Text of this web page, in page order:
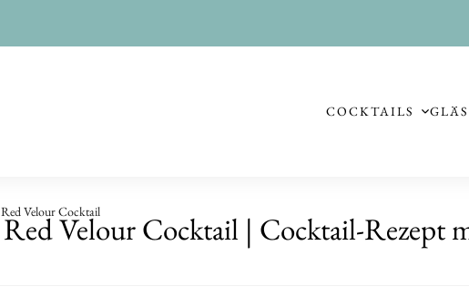
COCKTAILS
Red Velour Cocktail
Red Velour Cocktail | Cocktail-Rezept